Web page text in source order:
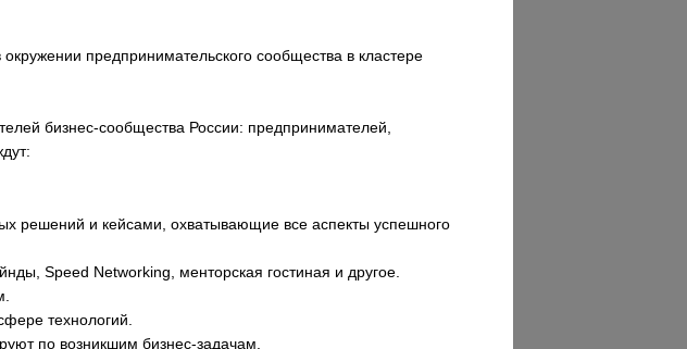
предпринимательского сообщества в кластере
бизнес-сообщества России: предпринимателей,
решений и кейсами, охватывающие все аспекты успешного
Speed Networking, менторская гостиная и другое.
технологий.
по возникшим бизнес-задачам.